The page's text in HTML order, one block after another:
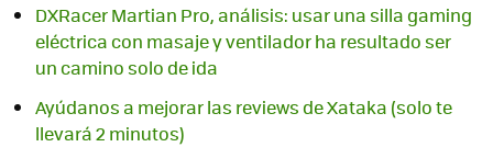
DXRacer Martian Pro, análisis: usar una silla gaming
eléctrica con masaje y ventilador ha resultado ser
un camino solo de ida
Ayúdanos a mejorar las reviews de Xataka (solo te
llevará 2 minutos)